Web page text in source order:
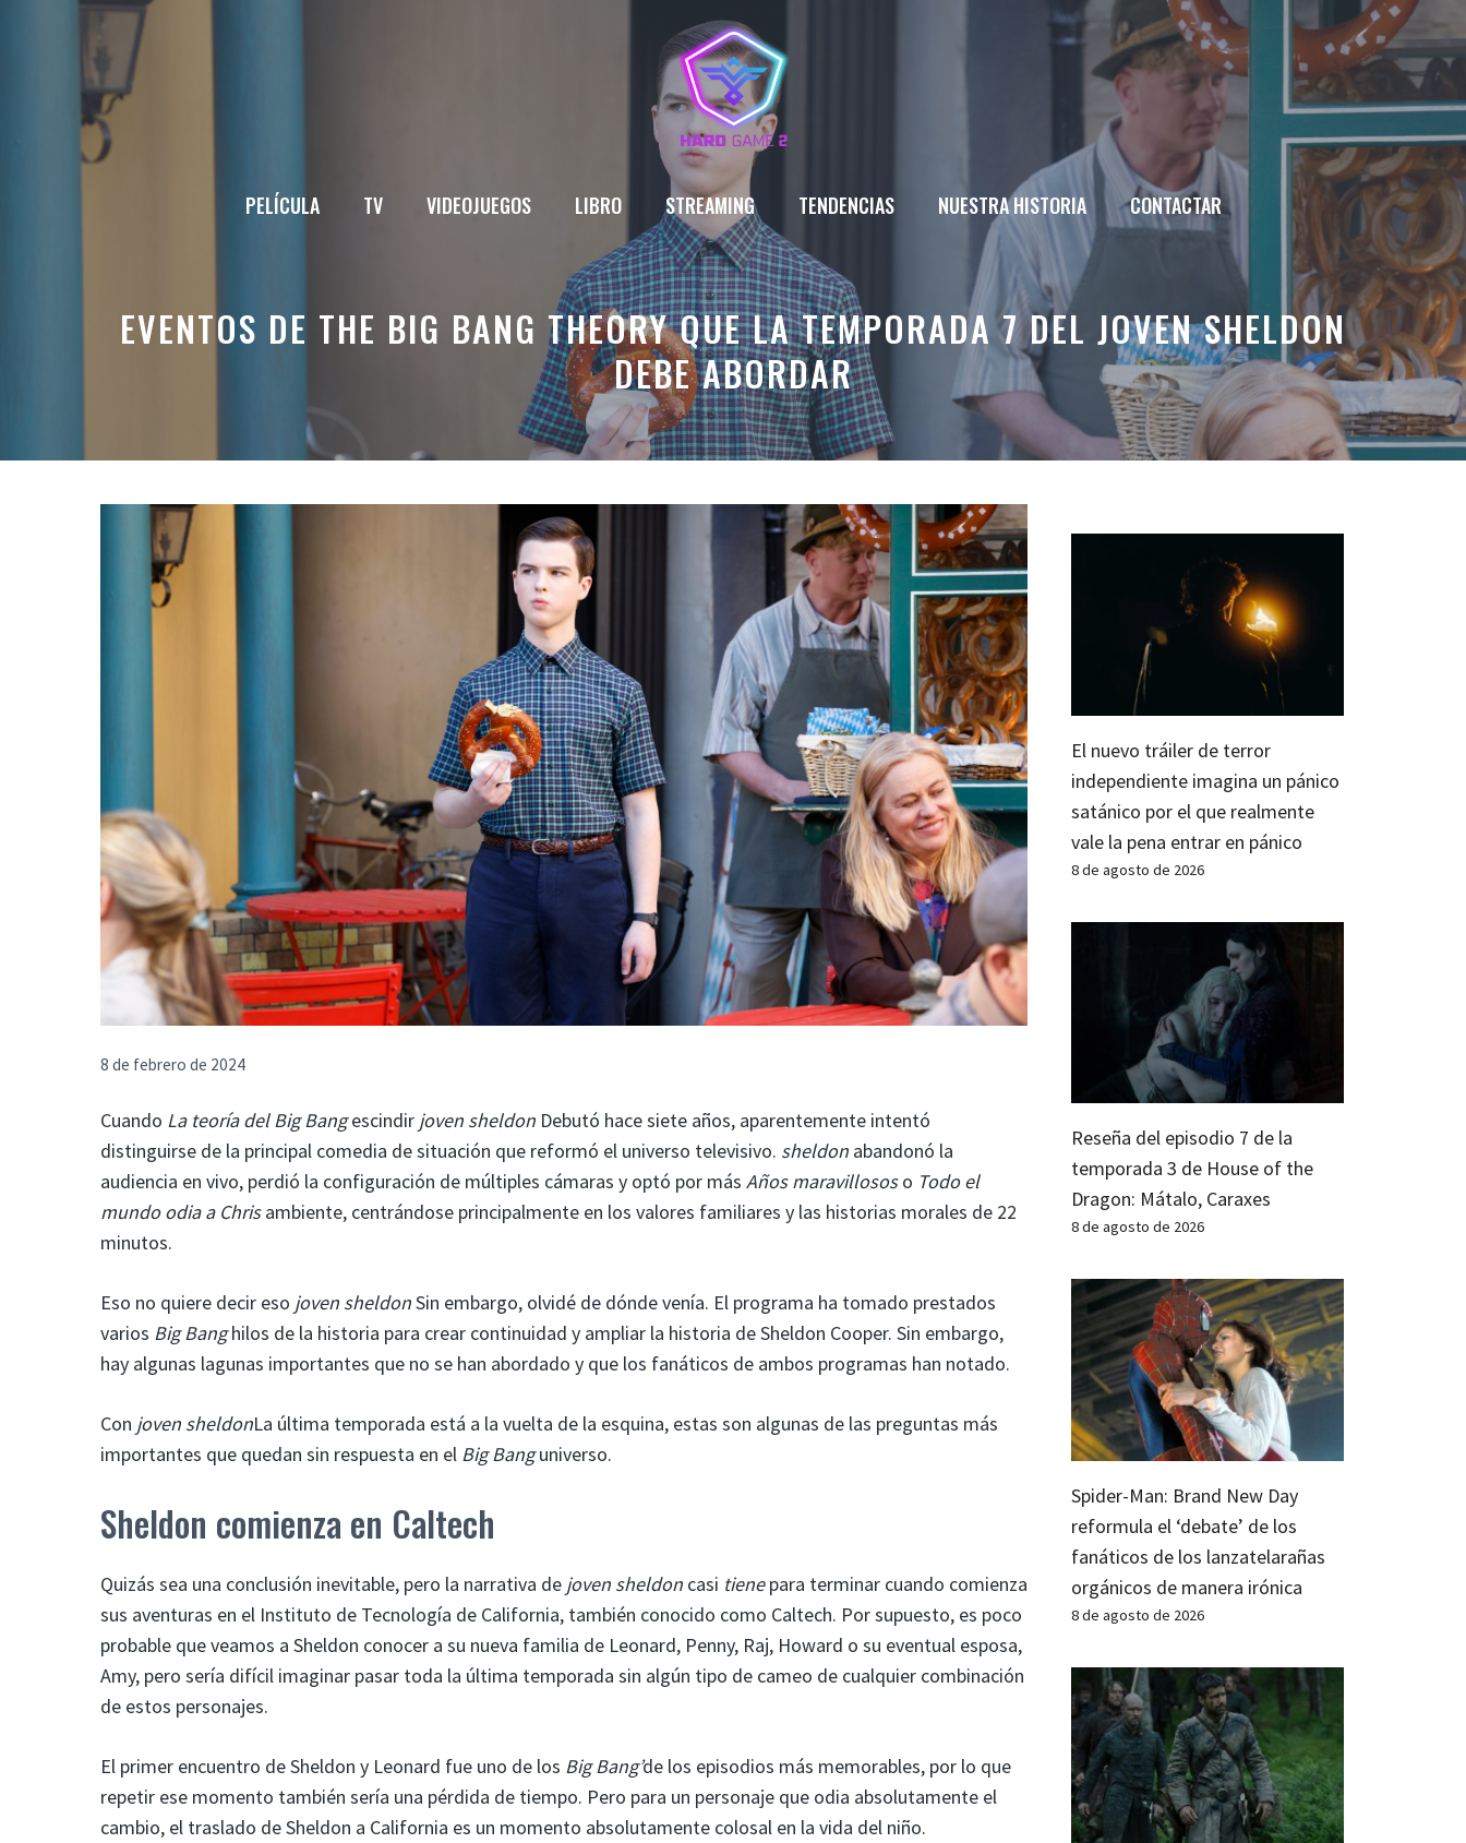
PELÍCULA TV VIDEOJUEGOS LIBRO STREAMING TENDENCIAS NUESTRA HISTORIA CONTACTAR
EVENTOS DE THE BIG BANG THEORY QUE LA TEMPORADA 7 DEL JOVEN SHELDON
DEBE ABORDAR
8 de febrero de 2024
Cuando La teoría del Big Bangescindir joven sheldon Debutó hace siete años, aparentemente intentó
distinguirse de la principal comedia de situación que reformó el universo televisivo. sheldon abandonó la
audiencia en vivo, perdió la configuración de múltiples cámaras y optó por más Años maravillososo Todo el
mundo odia a Chrisambiente, centrándose principalmente en los valores familiares y las historias morales de 22
minutos.
Eso no quiere decir eso joven sheldonSin embargo, olvidé de dónde venía. El programa ha tomado prestados
varios Big Banghilos de la historia para crear continuidad y ampliar la historia de Sheldon Cooper. Sin embargo,
hay algunas lagunas importantes que no se han abordado y que los fanáticos de ambos programas han notado.
Con joven sheldonLa última temporada está a la vuelta de la esquina, estas son algunas de las preguntas más
importantes que quedan sin respuesta en el Big Banguniverso.
Sheldon comienza en Caltech
Quizás sea una conclusión inevitable, pero la narrativa de joven sheldon casi tienepara terminar cuando comienza
sus aventuras en el Instituto de Tecnología de California, también conocido como Caltech. Por supuesto, es poco
probable que veamos a Sheldon conocer a su nueva familia de Leonard, Penny, Raj, Howard o su eventual esposa,
Amy, pero sería difícil imaginar pasar toda la última temporada sin algún tipo de cameo de cualquier combinación
de estos personajes.
El primer encuentro de Sheldon y Leonard fue uno de los Big Bang’de los episodios más memorables, por lo que
repetir ese momento también sería una pérdida de tiempo. Pero para un personaje que odia absolutamente el
cambio, el traslado de Sheldon a California es un momento absolutamente colosal en la vida del niño.
El nuevo tráiler de terror
independiente imagina un pánico
satánico por el que realmente
vale la pena entrar en pánico
8 de agosto de 2026
Reseña del episodio 7 de la
temporada 3 de House of the
Dragon: Mátalo, Caraxes
8 de agosto de 2026
Spider-Man: Brand New Day
reformula el ‘debate’ de los
fanáticos de los lanzatelarañas
orgánicos de manera irónica
8 de agosto de 2026